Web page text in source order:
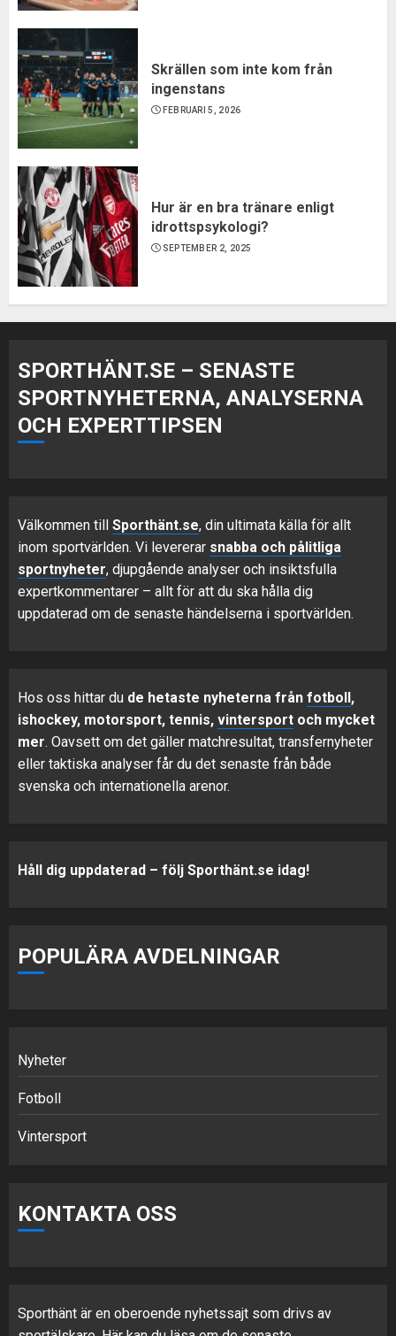
Skrällen som inte kom från
ingenstans
FEBRUARI 5, 2026
Hur är en bra tränare enligt
idrottspsykologi?
SEPTEMBER 2, 2025
SPORTHÄNT.SE – SENASTE
SPORTNYHETERNA, ANALYSERNA
OCH EXPERTTIPSEN
Välkommen till Sporthänt.se, din ultimata källa för allt
inom sportvärlden. Vi levererar snabba och pålitliga
sportnyheter, djupgående analyser och insiktsfulla
expertkommentarer – allt för att du ska hålla dig
uppdaterad om de senaste händelserna i sportvärlden.
Hos oss hittar du de hetaste nyheterna från fotboll,
ishockey, motorsport, tennis, vintersport och mycket
mer. Oavsett om det gäller matchresultat, transfernyheter
eller taktiska analyser får du det senaste från både
svenska och internationella arenor.
Håll dig uppdaterad – följ Sporthänt.se idag!
POPULÄRA AVDELNINGAR
Nyheter
Fotboll
Vintersport
KONTAKTA OSS
Sporthänt är en oberoende nyhetssajt som drivs av